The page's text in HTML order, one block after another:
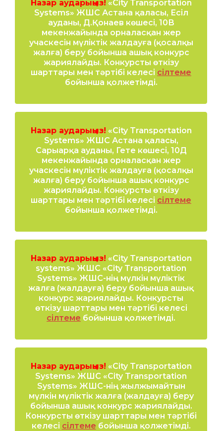
Назар аударыңыз! «City Transportation
Systems» ЖШС Астана қаласы, Есіл
ауданы, Д.Қонаев көшесі, 10В
мекенжайында орналасқан жер
учаскесін мүліктік жалдауға (қосалқы
жалға) беру бойынша ашық конкурс
жариялайды. Конкурсты өткізу
шарттары мен тәртібі келесі сілтеме
бойынша қолжетімді.
Назар аударыңыз! «City Transportation
Systems» ЖШС Астана қаласы,
Сарыарқа ауданы, Гете көшесі, 10Д
мекенжайында орналасқан жер
учаскесін мүліктік жалдауға (қосалқы
жалға) беру бойынша ашық конкурс
жариялайды. Конкурсты өткізу
шарттары мен тәртібі келесі сілтеме
бойынша қолжетімді.
Назар аударыңыз! «City Transportation
systems» ЖШС «City Transportation
Systems» ЖШС-нің мүлкін мүліктік
жалға (жалдауға) беру бойынша ашық
конкурс жариялайды. Конкурсты
өткізу шарттары мен тәртібі келесі
сілтеме бойынша қолжетімді.
Назар аударыңыз! «City Transportation
Systems» ЖШС «City Transportation
Systems» ЖШС-нің жылжымайтын
мүлкін мүліктік жалға (жалдауға) беру
бойынша ашық конкурс жариялайды.
Конкурсты өткізу шарттары мен тәртібі
келесі сілтеме бойынша қолжетімді.